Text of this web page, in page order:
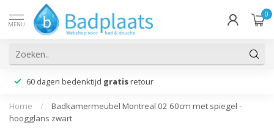
MENU
0
60 dagen bedenktijd gratis retour
Home /
Badkamermeubel Montreal 02 60cm met spiegel -
hoogglans zwart